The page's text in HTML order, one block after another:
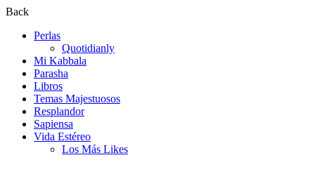
Back
Perlas
Quotidianly
Mi Kabbala
Parasha
Libros
Temas Majestuosos
Resplandor
Sapiensa
Vida Estéreo
Los Más Likes